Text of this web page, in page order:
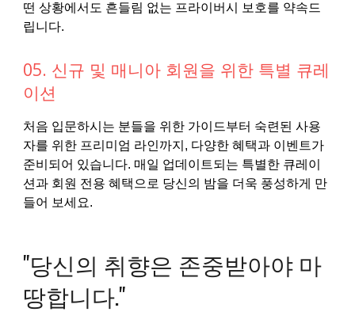
떤 상황에서도 흔들림 없는 프라이버시 보호를 약속드
립니다.
05. 신규 및 매니아 회원을 위한 특별 큐레
이션
처음 입문하시는 분들을 위한 가이드부터 숙련된 사용
자를 위한 프리미엄 라인까지, 다양한 혜택과 이벤트가
준비되어 있습니다. 매일 업데이트되는 특별한 큐레이
션과 회원 전용 혜택으로 당신의 밤을 더욱 풍성하게 만
들어 보세요.
"당신의 취향은 존중받아야 마
땅합니다."